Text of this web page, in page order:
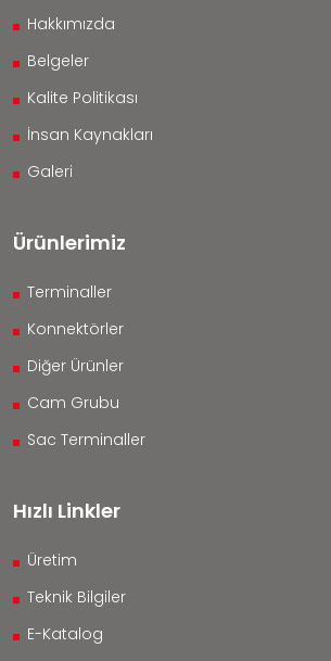
Hakkımızda
Belgeler
Kalite Politikası
İnsan Kaynakları
Galeri
Ürünlerimiz
Terminaller
Konnektörler
Diğer Ürünler
Cam Grubu
Sac Terminaller
Hızlı Linkler
Üretim
Teknik Bilgiler
E-Katalog